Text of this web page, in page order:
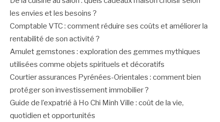
les envies et les besoins ?
Comptable VTC : comment réduire ses coûts et améliorer la
rentabilité de son activité ?
Amulet gemstones : exploration des gemmes mythiques
utilisées comme objets spirituels et décoratifs
Courtier assurances Pyrénées-Orientales : comment bien
protéger son investissement immobilier ?
Guide de l’expatrié à Ho Chi Minh Ville : coût de la vie,
quotidien et opportunités